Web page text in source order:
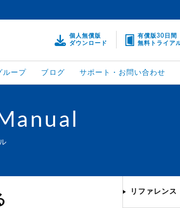
個人無償版
ダウンロード
有償版30日間
無料トライア
ループ ブログ サポート・お問い合わせ
リファレンス